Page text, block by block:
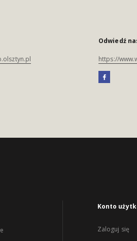
Odwiedź
https://
Konto
Zaloguj się